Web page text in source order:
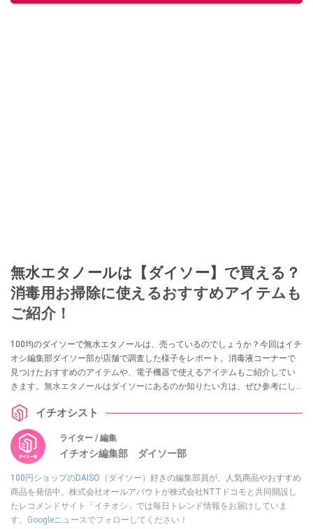
無水エタノールは【ダイソー】で買える？
消毒用お掃除に使えるおすすめアイテムも
ご紹介！
100均のダイソーで無水エタノールは、売っているのでしょうか？今回はイチ
オシ編集部ダイソー部が店舗で調査した様子をレポート。消毒液コーナーで
見つけたおすすめのアイテムや、電子機器で使えるアイテムもご紹介してい
きます。無水エタノールはダイソーにあるのか知りたい方は、ぜひ参考にし
イチオシスト
ライター / 編集
イチオシ編集部 ダイソー部
100円ショップのDAISO（ダイソー） 好きの編集部員が、人気商品やおすすめ
商品を発信中。株式会社オールアバウトが株式会社NTTドコモと共同開設し
たレコメンドサイト「イチオシ」では毎日トレンド情報をお届けしていま
す。 Googleニュースでフォロー してください！